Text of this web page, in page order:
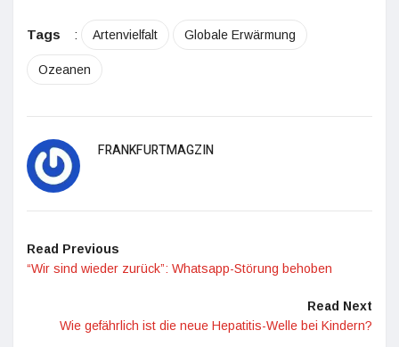
Tags : Artenvielfalt Globale Erwärmung
Ozeanen
FRANKFURTMAGZIN
Read Previous
“Wir sind wieder zurück”: Whatsapp-Störung behoben
Read Next
Wie gefährlich ist die neue Hepatitis-Welle bei Kindern?